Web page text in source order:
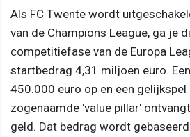
Als FC Twente wordt
van de Champions League, ga je
competitiefase van de Europa
startbedrag 4,31 miljoen euro.
450.000 euro op en een
zogenaamde 'value pillar'
geld. Dat bedrag wordt